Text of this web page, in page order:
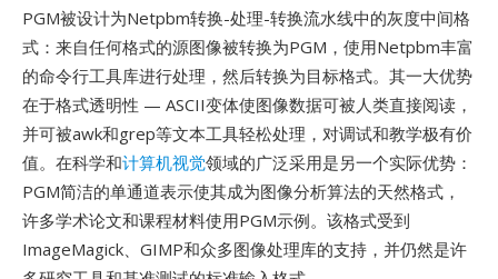
PGM被设计为Netpbm转换-处理-转换流水线中的灰度中间格
式：来自任何格式的源图像被转换为PGM，使用Netpbm丰富
的命令行工具库进行处理，然后转换为目标格式。其一大优势
在于格式透明性 — ASCII变体使图像数据可被人类直接阅读，
并可被awk和grep等文本工具轻松处理，对调试和教学极有价
值。在科学和计算机视觉领域的广泛采用是另一个实际优势：
PGM简洁的单通道表示使其成为图像分析算法的天然格式，
许多学术论文和课程材料使用PGM示例。该格式受到
ImageMagick、GIMP和众多图像处理库的支持，并仍然是许